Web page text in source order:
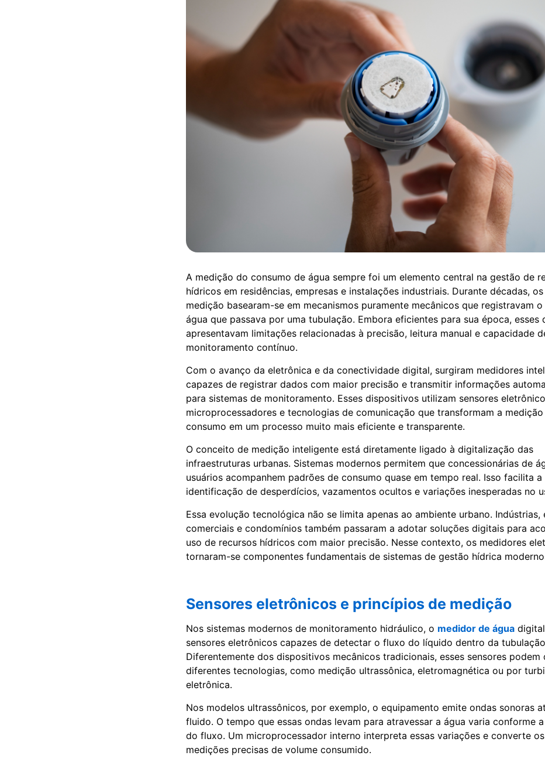
A medição do consumo de água sempre foi um elemento central na gestão de
hídricos em residências, empresas e instalações industriais. Durante décadas,
medição basearam-se em mecanismos puramente mecânicos que registravam
água que passava por uma tubulação. Embora eficientes para sua época, esses
apresentavam limitações relacionadas à precisão, leitura manual e capacidade
monitoramento contínuo.
Com o avanço da eletrônica e da conectividade digital, surgiram medidores
capazes de registrar dados com maior precisão e transmitir informações
para sistemas de monitoramento. Esses dispositivos utilizam sensores
microprocessadores e tecnologias de comunicação que transformam a
consumo em um processo muito mais eficiente e transparente.
O conceito de medição inteligente está diretamente ligado à digitalização das
infraestruturas urbanas. Sistemas modernos permitem que concessionárias de
usuários acompanhem padrões de consumo quase em tempo real. Isso facilita a
identificação de desperdícios, vazamentos ocultos e variações inesperadas no
Essa evolução tecnológica não se limita apenas ao ambiente urbano. Indústrias,
comerciais e condomínios também passaram a adotar soluções digitais para
uso de recursos hídricos com maior precisão. Nesse contexto, os medidores
tornaram-se componentes fundamentais de sistemas de gestão hídrica
Sensores eletrônicos e princípios de medição
Nos sistemas modernos de monitoramento hidráulico, o medidor de água
sensores eletrônicos capazes de detectar o fluxo do líquido dentro da
Diferentemente dos dispositivos mecânicos tradicionais, esses sensores podem
diferentes tecnologias, como medição ultrassônica, eletromagnética ou por
eletrônica.
Nos modelos ultrassônicos, por exemplo, o equipamento emite ondas sonoras
fluido. O tempo que essas ondas levam para atravessar a água varia conforme
do fluxo. Um microprocessador interno interpreta essas variações e converte
medições precisas de volume consumido.